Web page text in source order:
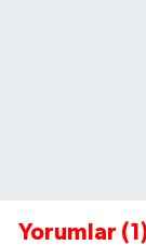
Yorumlar